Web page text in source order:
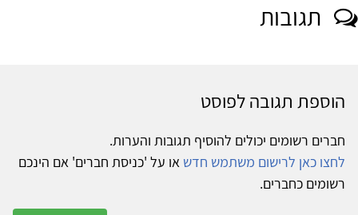
תגובות
הוספת תגובה לפוסט
חברים רשומים יכולים להוסיף תגובות והערות.
לחצו כאן לרישום משתמש חדש או על 'כניסת חברים' אם הינכם
רשומים כחברים.